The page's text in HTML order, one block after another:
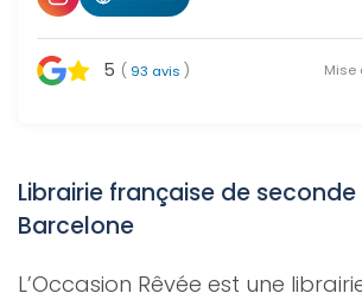
5 ( 93 avis ) Mise
Librairie française de
Barcelone
L’Occasion Rêvée est une